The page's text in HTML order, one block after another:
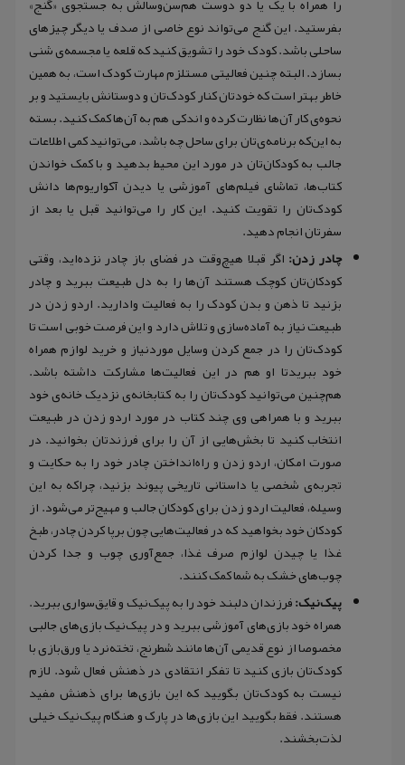
بفرستید. این گنج می‌تواند نوع خاصی از صدف یا دیگر چیزهای
ساحلی باشد. کودک خود را تشویق کنید که قلعه‌ یا مجسمه‌ی شنی
بسازد. البته چنین فعالیتی مستلزم مهارت کودک است، به همین
خاطر بهتر است که خودتان کنار کودک‌تان و دوستانش بایستید و بر
نحوه‌ی کار آن‌ها نظارت کرده و اندکی هم به آن‌ها کمک کنید. بسته
به این‌که برنامه‌ی‌تان برای ساحل چه باشد، می‌توانید کمی اطلاعات
جالب به کودکان‌تان در مورد این محیط بدهید و با کمک خواندن
کتاب‌ها، تماشای فیلم‌های آموزشی یا دیدن آکواریوم‌ها دانش
کودک‌تان را تقویت کنید. این کار را می‌توانید قبل یا بعد از
سفرتان انجام دهید.
چادر زدن: اگر قبلا هیچ‌وقت در فضای باز چادر نزده‌اید، وقتی
کودکان‌تان کوچک هستند آن‌ها را به دل طبیعت ببرید و چادر
بزنید تا ذهن و بدن کودک را به فعالیت وادارید. اردو زدن در
طبیعت نیاز به آماده‌سازی و تلاش دارد و این فرصت خوبی است تا
کودک‌تان را در جمع کردن وسایل موردنیاز و خرید لوازم همراه
خود ببریدتا او هم در این فعالیت‌ها مشارکت داشته باشد.
هم‌چنین می‌توانید کودک‌تان را به کتابخانه‌ی نزدیک خانه‌ی خود
ببرید و با همراهی وی چند کتاب در مورد اردو زدن در طبیعت
انتخاب کنید تا بخش‌هایی از آن را برای فرزندتان بخوانید. در
صورت امکان، اردو زدن و راه‌انداختن چادر خود را به حکایت و
تجربه‌ی شخصی یا داستانی تاریخی پیوند بزنید، چراکه به این
وسیله، فعالیت اردو زدن برای کودکان جالب‌ و مهیج‌تر می‌شود. از
کودکان خود بخواهید که در فعالیت‌هایی چون برپا کردن چادر، طبخ
غذا یا چیدن لوازم صرف غذا، جمع‌آوری چوب و جدا کردن
چوب‌های خشک به شما کمک کنند.
پیک‌نیک:فرزندان دلبند خود را به پیک‌نیک و قایق‌سواری ببرید.
همراه خود بازی‌های آموزشی ببرید و در پیک‌نیک بازی‌های جالبی
مخصوصا از نوع قدیمی آن‌ها مانند شطرنج، تخته‌نرد یا ورق‌بازی با
کودک‌تان بازی کنید تا تفکر انتقادی در ذهنش فعال شود. لازم
نیست به کودک‌تان بگویید که این بازی‌ها برای ذهنش مفید
هستند. فقط بگویید این بازی‌ها در پارک و هنگام پیک‌نیک خیلی
لذت‌بخشند.